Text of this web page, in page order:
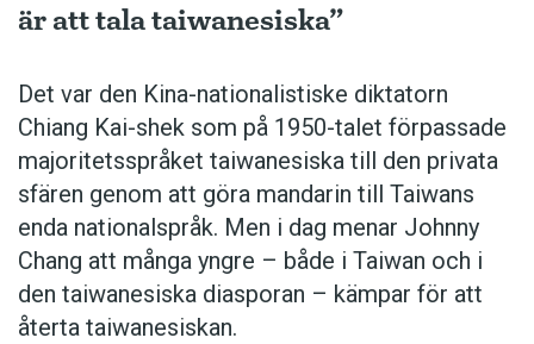
är att tala taiwanesiska”
Det var den Kina-nationalistiske diktatorn
Chiang Kai-shek som på 1950-talet förpassade
majoritetsspråket taiwanesiska till den privata
sfären genom att göra mandarin till Taiwans
enda nationalspråk. Men i dag ­menar Johnny
Chang att många yngre – både i Taiwan och i
den taiwanesiska diasporan – kämpar för att
återta taiwanesiskan.